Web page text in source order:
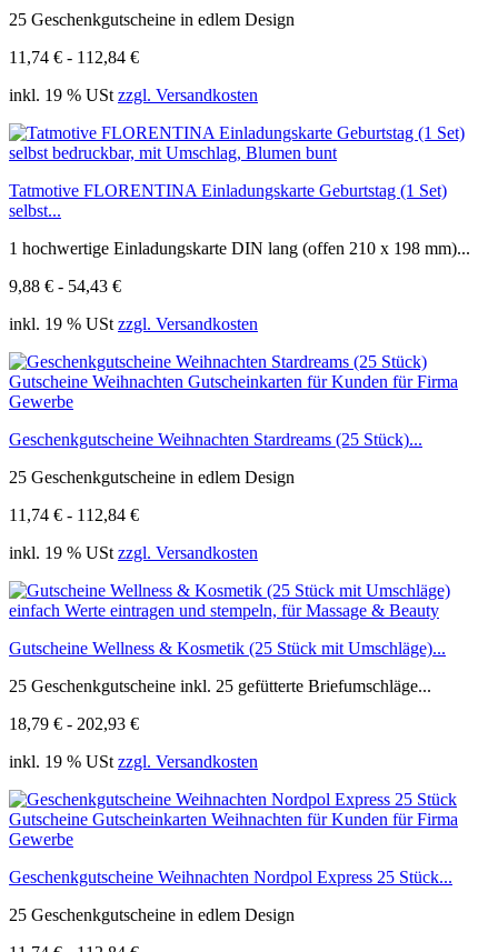
25 Geschenkgutscheine in edlem Design
11,74 € - 112,84 €
inkl. 19 % USt zzgl. Versandkosten
Tatmotive FLORENTINA Einladungskarte Geburtstag (1 Set)
selbst...
1 hochwertige Einladungskarte DIN lang (offen 210 x 198 mm)...
9,88 € - 54,43 €
inkl. 19 % USt zzgl. Versandkosten
Geschenkgutscheine Weihnachten Stardreams (25 Stück)...
25 Geschenkgutscheine in edlem Design
11,74 € - 112,84 €
inkl. 19 % USt zzgl. Versandkosten
Gutscheine Wellness & Kosmetik (25 Stück mit Umschläge)...
25 Geschenkgutscheine inkl. 25 gefütterte Briefumschläge...
18,79 € - 202,93 €
inkl. 19 % USt zzgl. Versandkosten
Geschenkgutscheine Weihnachten Nordpol Express 25 Stück...
25 Geschenkgutscheine in edlem Design